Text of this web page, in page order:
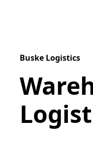
Buske Logistics